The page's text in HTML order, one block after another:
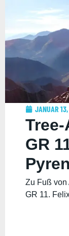
JANUAR
GR
Zu Fuß von
GR 11.